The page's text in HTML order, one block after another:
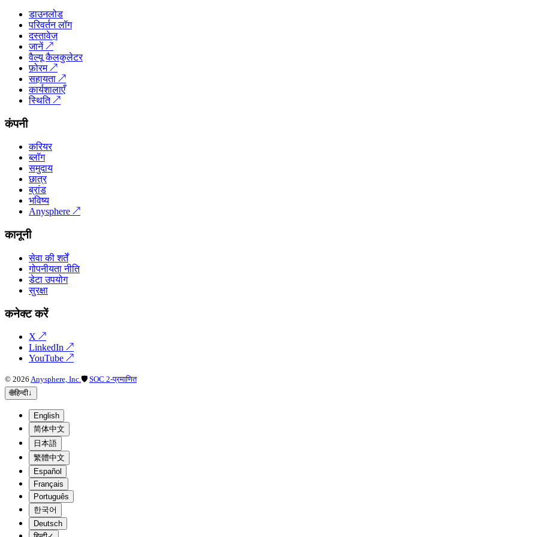
डाउनलोड
परिवर्तन लॉग
दस्तावेज़
जानें↗
वैल्यू कैलकुलेटर
फ़ोरम↗
सहायता ↗
कार्यशालाएँ
स्थिति↗
कंपनी
करियर
ब्लॉग
समुदाय
छात्र
ब्रांड
भविष्य
Anysphere ↗
कानूनी
सेवा की शर्तें
गोपनीयता नीति
डेटा उपयोग
सुरक्षा
कनेक्ट करें
X ↗
LinkedIn ↗
YouTube ↗
© 2026 Anysphere, Inc.🛡 SOC 2-प्रमाणित
🌐हिन्दी↓
English
简体中文
日本語
繁體中文
Español
Français
Português
한국어
Deutsch